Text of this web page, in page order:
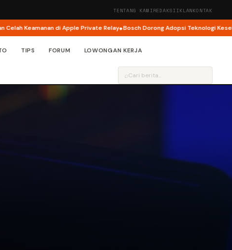
TENTANG KAMIREDAKSIIKLANKONTAK
Keamanan di Apple Private Relay Bosch Dorong Adopsi Teknologi
TIPS FORUM LOWONGAN KERJA
⌕